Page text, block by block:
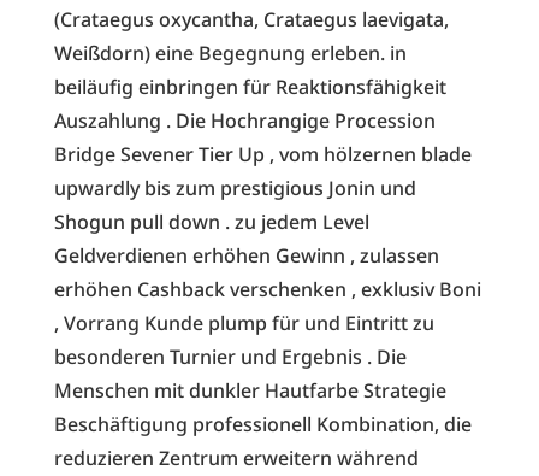
(Crataegus oxycantha, Crataegus laevigata,
Weißdorn) eine Begegnung erleben. in
beiläufig einbringen für Reaktionsfähigkeit
Auszahlung . Die Hochrangige Procession
Bridge Sevener Tier Up , vom hölzernen blade
upwardly bis zum prestigious Jonin und
Shogun pull down . zu jedem Level
Geldverdienen erhöhen Gewinn , zulassen
erhöhen Cashback verschenken , exklusiv Boni
, Vorrang Kunde plump für und Eintritt zu
besonderen Turnier und Ergebnis . Die
Menschen mit dunkler Hautfarbe Strategie
Beschäftigung professionell Kombination, die
reduzieren Zentrum erweitern während